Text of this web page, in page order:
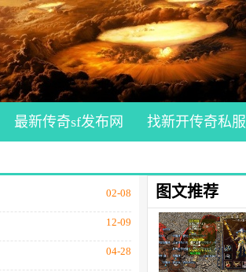
最新传奇sf发布网 找新开传奇私服
02-08
12-09
04-28
图文推荐